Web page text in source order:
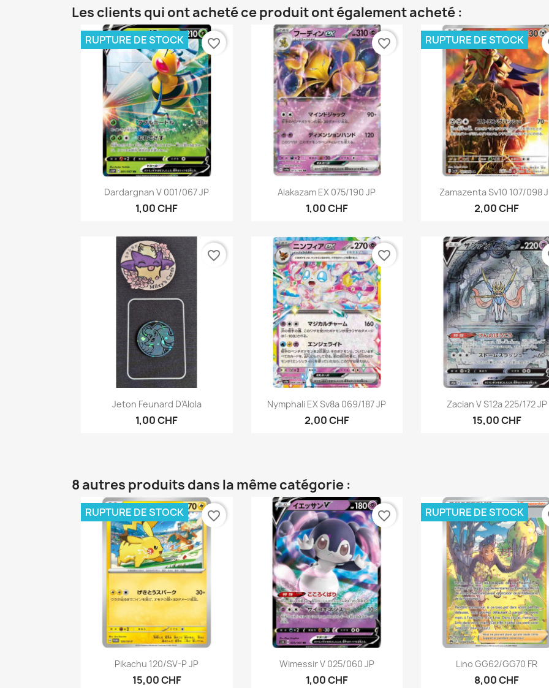
Les clients qui ont acheté ce produit ont également acheté :
Aperçu rapide
Dardargnan V 001/067 JP
1,00 CHF
RUPTURE DE STOCK favorite_border
Aperçu rapide
Alakazam EX 075/190 JP
1,00 CHF
favorite_border
Aperçu rapide
Zamazenta Sv10 107/098
2,00 CHF
RUPTURE DE STOCK
Aperçu rapide
Jeton Feunard D'Alola
1,00 CHF
favorite_border
Aperçu rapide
Nymphali EX Sv8a 069/187 JP
2,00 CHF
favorite_border
Aperçu rapide
Zacian V S12a 225/172 JP
15,00 CHF
8 autres produits dans la même catégorie :
Aperçu rapide
Pikachu 120/SV-P JP
15,00 CHF
RUPTURE DE STOCK favorite_border
Aperçu rapide
Wimessir V 025/060 JP
1,00 CHF
favorite_border
Aperçu rapide
Lino GG62/GG70 FR
8,00 CHF
RUPTURE DE STOCK